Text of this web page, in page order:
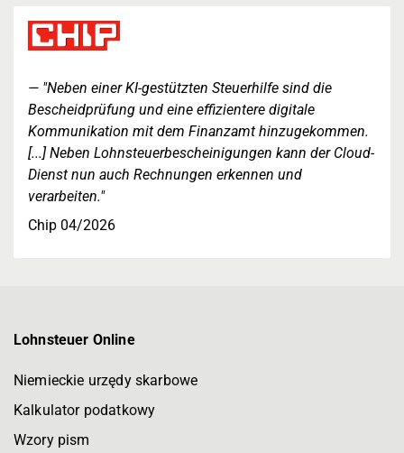
"Neben einer KI-gestützten Steuerhilfe sind die
Bescheidprüfung und eine effizientere digitale
Kommunikation mit dem Finanzamt hinzugekommen.
[...] Neben Lohnsteuerbescheinigungen kann der Cloud-
Dienst nun auch Rechnungen erkennen und
verarbeiten."
Chip 04/2026
Lohnsteuer Online
Niemieckie urzędy skarbowe
Kalkulator podatkowy
Wzory pism